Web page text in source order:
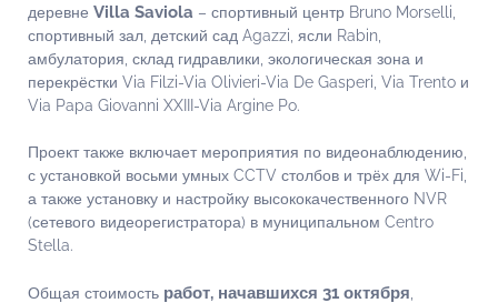
деревне Villa Saviola – спортивный центр Bruno Morselli,
спортивный зал, детский сад Agazzi, ясли Rabin,
амбулатория, склад гидравлики, экологическая зона и
перекрёстки Via Filzi-Via Olivieri-Via De Gasperi, Via Trento и
Via Papa Giovanni XXIII-Via Argine Po.
Проект также включает мероприятия по видеонаблюдению,
с установкой восьми умных CCTV столбов и трёх для Wi-Fi,
а также установку и настройку высококачественного NVR
(сетевого видеорегистратора) в муниципальном Centro
Stella.
Общая стоимость работ, начавшихся 31 октября